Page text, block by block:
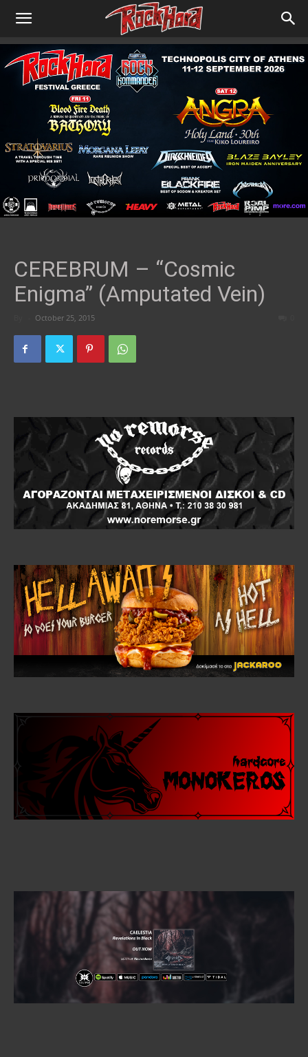
CEREBRUM – “Cosmic
Enigma” (Amputated Vein)
October 25, 2015